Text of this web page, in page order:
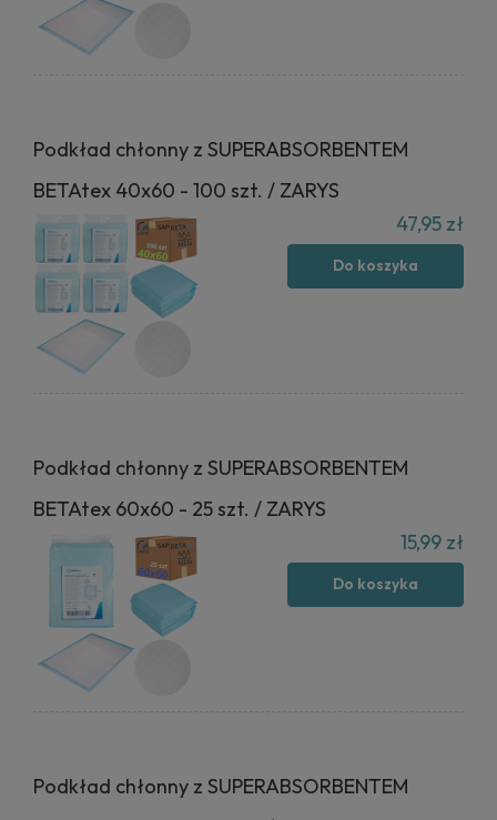
Podkład chłonny z SUPERABSORBENTEM
BETAtex 40x60 - 100 szt. / ZARYS
47,95 zł
Do koszyka
Podkład chłonny z SUPERABSORBENTEM
BETAtex 60x60 - 25 szt. / ZARYS
15,99 zł
Do koszyka
Podkład chłonny z SUPERABSORBENTEM